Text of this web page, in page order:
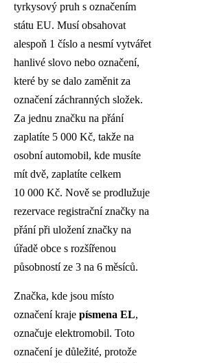
tyrkysový pruh s označením
státu EU. Musí obsahovat
alespoň 1 číslo a nesmí vytvářet
hanlivé slovo nebo označení,
které by se dalo zaměnit za
označení záchranných složek.
Za jednu značku na přání
zaplatíte 5 000 Kč, takže na
osobní automobil, kde musíte
mít dvě, zaplatíte celkem
10 000 Kč. Nově se prodlužuje
rezervace registrační značky na
přání při uložení značky na
úřadě obce s rozšířenou
působností ze 3 na 6 měsíců.
Značka, kde jsou místo
označení kraje písmena EL,
označuje elektromobil. Toto
označení je důležité, protože